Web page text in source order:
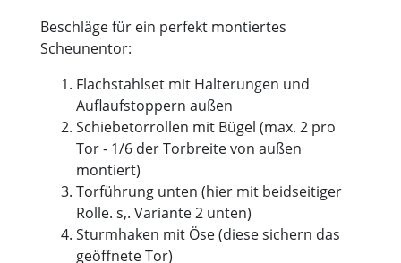
Beschläge für ein perfekt montiertes
Scheunentor:
Flachstahlset mit Halterungen und
Auflaufstoppern außen
Schiebetorrollen mit Bügel (max. 2 pro
Tor - 1/6 der Torbreite von außen
montiert)
Torführung unten (hier mit beidseitiger
Rolle. s,. Variante 2 unten)
Sturmhaken mit Öse (diese sichern das
geöffnete Tor)